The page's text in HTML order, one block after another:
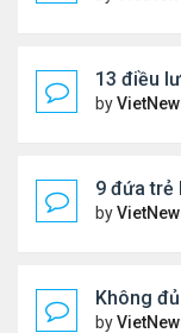
13 điều
by
9 đứa trẻ
by
Không đủ
by